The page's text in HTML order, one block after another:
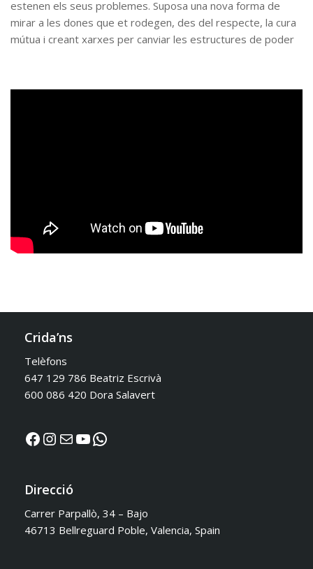
estenen els seus problemes. Suposa una nova forma de
mirar a les dones que et rodegen, des del respecte, la cura
mútua i creant xarxes per canviar les estructures de poder
Crida’ns
Telèfons
647 129 786 Beatriz Escrivà
600 086 420 Dora Salavert
Direcció
Carrer Parpallò, 34 – Bajo
46713 Bellreguard Poble, Valencia, Spain